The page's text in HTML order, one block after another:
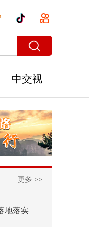
中交视
讯
更多 >>
地落实